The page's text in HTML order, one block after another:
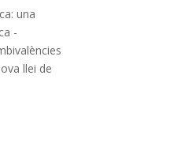
una
-
llei de